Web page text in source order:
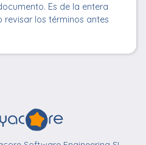
Es de la entera
revisar los términos antes